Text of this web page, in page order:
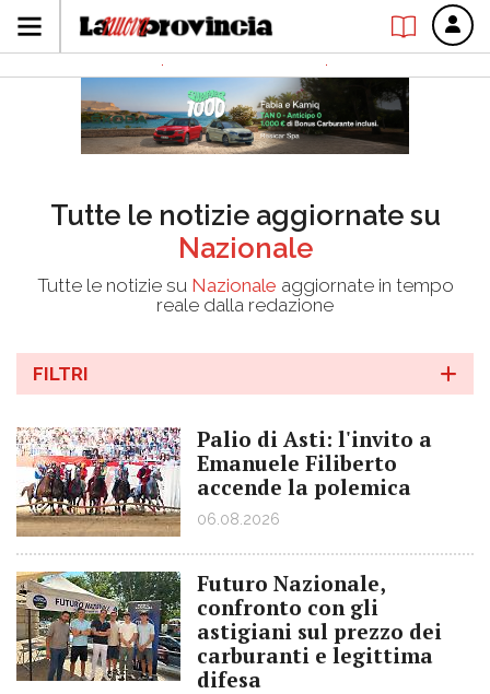
Tutte le notizie aggiornate su
Nazionale
Tutte le notizie su Nazionale aggiornate in tempo
reale dalla redazione
FILTRI
Palio di Asti: l'invito a
Emanuele Filiberto
accende la polemica
06.08.2026
Futuro Nazionale,
confronto con gli
astigiani sul prezzo dei
carburanti e legittima
difesa